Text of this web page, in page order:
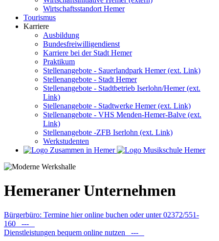
Wirtschaftsstandort Hemer
Tourismus
Karriere
Ausbildung
Bundesfreiwilligendienst
Karriere bei der Stadt Hemer
Praktikum
Stellenangebote - Sauerlandpark Hemer (ext. Link)
Stellenangebote - Stadt Hemer
Stellenangebote - Stadtbetrieb Iserlohn/Hemer (ext.
Link)
Stellenangebote - Stadtwerke Hemer (ext. Link)
Stellenangebote - VHS Menden-Hemer-Balve (ext.
Link)
Stellenangebote -ZFB Iserlohn (ext. Link)
Werkstudenten
Hemeraner Unternehmen
Bürgerbüro: Termine hier online buchen oder unter 02372/551-
160 ---
Dienstleistungen bequem online nutzen ---